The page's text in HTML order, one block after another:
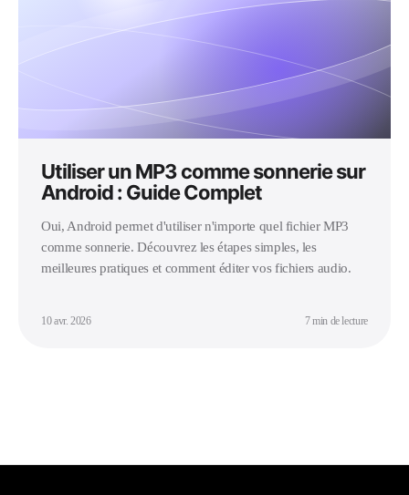
Utiliser un MP3 comme sonnerie sur
Android : Guide Complet
Oui, Android permet d'utiliser n'importe quel fichier MP3
comme sonnerie. Découvrez les étapes simples, les
meilleures pratiques et comment éditer vos fichiers audio.
10 avr. 2026 7 min de lecture